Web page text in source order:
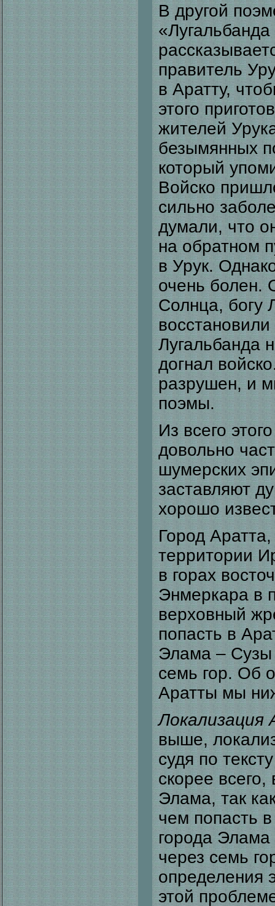
В другой
правитель
в Аратту,
этого
жителей
безымянных
который
Войско
сильно
думали, что
на обратном
в Урук.
очень болен.
Солнца, богу
Лугальбанда
догнал
разрушен, и
поэмы.
Из всего
довольно
шумерских
заставляют
хорошо
Город
территории
в горах
Энмеркара в
верховный
попасть в
Элама – Сузы
семь гор. Об
Аратты мы
выше,
судя по
скорее всего,
Элама, так
чем попасть
города
через семь
определения
этой